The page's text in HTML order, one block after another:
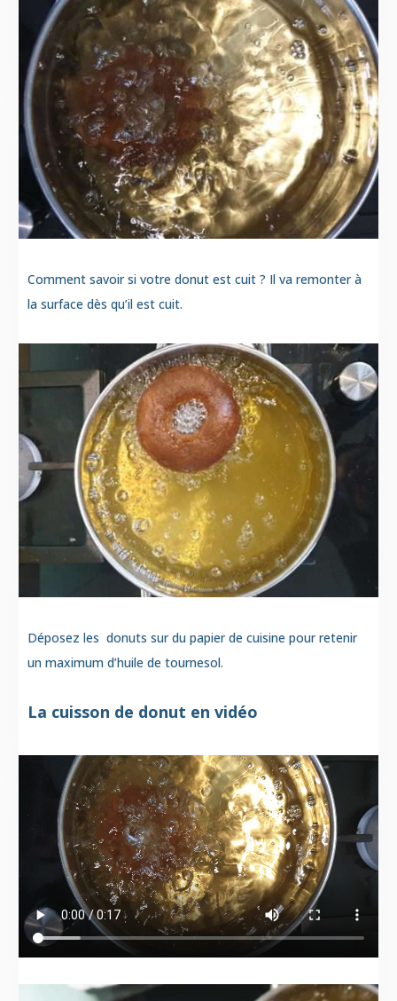
Comment savoir si votre donut est cuit ? Il va remonter à
la surface dès qu’il est cuit.
Déposez les donuts sur du papier de cuisine pour retenir
un maximum d’huile de tournesol.
La cuisson de donut en vidéo